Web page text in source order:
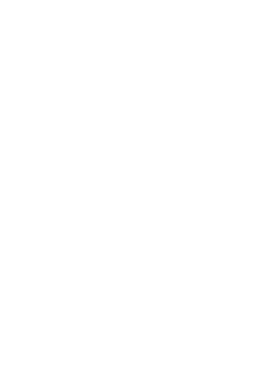
umutticaret.com'da. Ücretsiz